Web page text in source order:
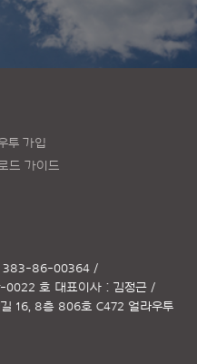
투 가입
드 가이드
383-86-00364 /
-0022 호 대표이사 : 김정근 /
16, 8층 806호 C472 얼라우투